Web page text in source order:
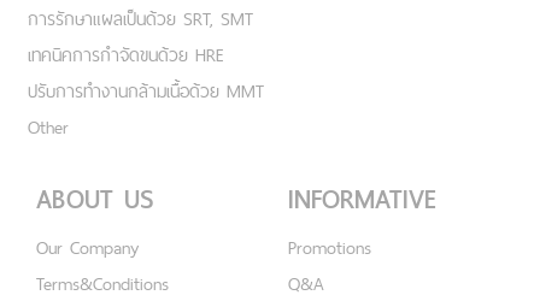
การรักษาแผลเป็นด้วย SRT, SMT
เทคนิคการกำจัดขนด้วย HRE
ปรับการทำงานกล้ามเนื้อด้วย MMT
Other
ABOUT US
Our Company
Terms&Conditions
INFORMATIVE
Promotions
Q&A